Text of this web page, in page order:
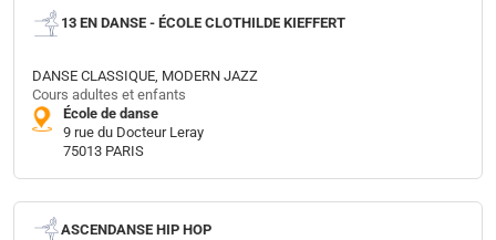
13 EN DANSE - ÉCOLE CLOTHILDE KIEFFERT
DANSE CLASSIQUE, MODERN JAZZ
Cours adultes et enfants
École de danse
9 rue du Docteur Leray
75013 PARIS
ASCENDANSE HIP HOP